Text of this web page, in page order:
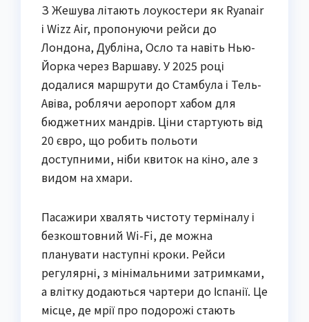
З Жешува літають лоукостери як Ryanair
і Wizz Air, пропонуючи рейси до
Лондона, Дубліна, Осло та навіть Нью-
Йорка через Варшаву. У 2025 році
додалися маршрути до Стамбула і Тель-
Авіва, роблячи аеропорт хабом для
бюджетних мандрів. Ціни стартують від
20 євро, що робить польоти
доступними, ніби квиток на кіно, але з
видом на хмари.
Пасажири хвалять чистоту терміналу і
безкоштовний Wi-Fi, де можна
планувати наступні кроки. Рейси
регулярні, з мінімальними затримками,
а влітку додаються чартери до Іспанії. Це
місце, де мрії про подорожі стають